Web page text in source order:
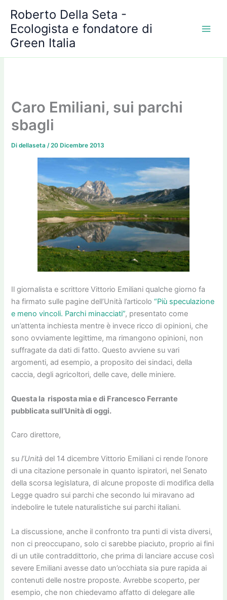
contenuto
Roberto Della Seta -
Ecologista e fondatore di
Green Italia
Caro Emiliani, sui parchi
sbagli
Didellaseta/20 Dicembre 2013
Il giornalista e scrittore Vittorio Emiliani qualche giorno fa
ha firmato sulle pagine dell’Unità l’articolo “Più speculazione
e meno vincoli. Parchi minacciati”, presentato come
un’attenta inchiesta mentre è invece ricco di opinioni, che
sono ovviamente legittime, ma rimangono opinioni, non
suffragate da dati di fatto. Questo avviene su vari
argomenti, ad esempio, a proposito dei sindaci, della
caccia, degli agricoltori, delle cave, delle miniere.
Questa la risposta mia e di Francesco Ferrante
pubblicata sull’Unità di oggi.
Caro direttore,
sul’Unitàdel 14 dicembre Vittorio Emiliani ci rende l’onore
di una citazione personale in quanto ispiratori, nel Senato
della scorsa legislatura, di alcune proposte di modifica della
Legge quadro sui parchi che secondo lui miravano ad
indebolire le tutele naturalistiche sui parchi italiani.
La discussione, anche il confronto tra punti di vista diversi,
non ci preoccupano, solo ci sarebbe piaciuto, proprio ai fini
di un utile contraddittorio, che prima di lanciare accuse così
severe Emiliani avesse dato un’occhiata sia pure rapida ai
contenuti delle nostre proposte. Avrebbe scoperto, per
esempio, che non chiedevamo affatto di delegare alle
r
c
h
i